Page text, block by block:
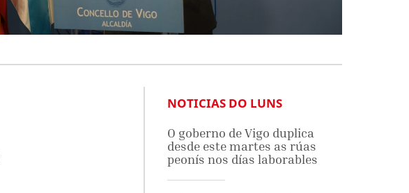
NOTICIAS DO LUNS
O goberno de Vigo duplica
desde este martes as rúas
peonís nos días laborables